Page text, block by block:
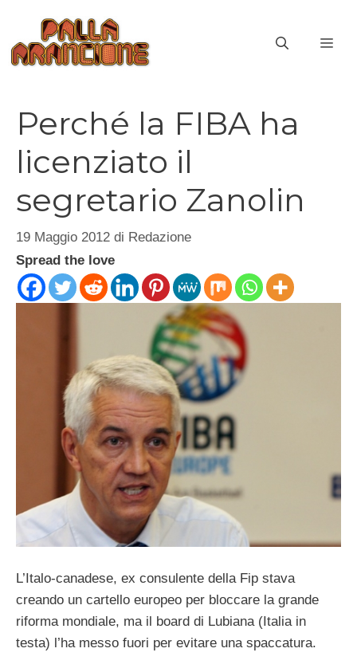
contenuto
Perché la FIBA ha
licenziato il
segretario Zanolin
19 Maggio 2012 di Redazione
Spread the love
L’Italo-canadese, ex consulente della Fip stava
creando un cartello europeo per bloccare la grande
riforma mondiale, ma il board di Lubiana (Italia in
testa) l’ha messo fuori per evitare una spaccatura.